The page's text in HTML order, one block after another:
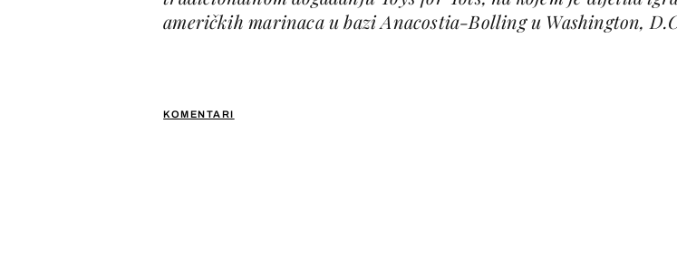
KOMENTARI
američkih marinaca u bazi Anacostia-Bolling u Washington,